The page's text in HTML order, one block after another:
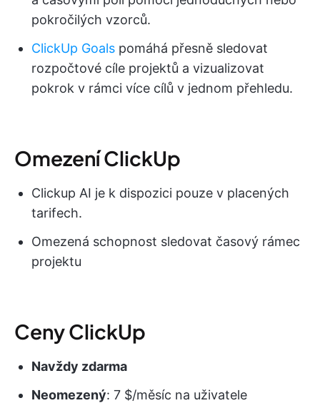
pokročilých vzorců.
ClickUp Goals pomáhá přesně sledovat
rozpočtové cíle projektů a vizualizovat
pokrok v rámci více cílů v jednom přehledu.
Omezení ClickUp
Clickup AI je k dispozici pouze v placených
tarifech.
Omezená schopnost sledovat časový rámec
projektu
Ceny ClickUp
Navždy zdarma
Neomezený: 7 $/měsíc na uživatele